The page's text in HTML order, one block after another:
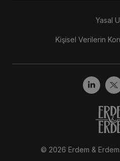
Yasal
Kişisel Verilerin
© 2026 Erdem & Erdem.